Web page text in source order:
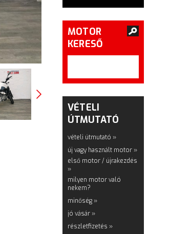
MOTOR
KERESŐ
VÉTELI
ÚTMUTATÓ
vételi útmutató »
új vagy használt motor »
első motor / újrakezdés
»
milyen motor való
nekem?
minőség »
jó vásár »
részletfizetés »